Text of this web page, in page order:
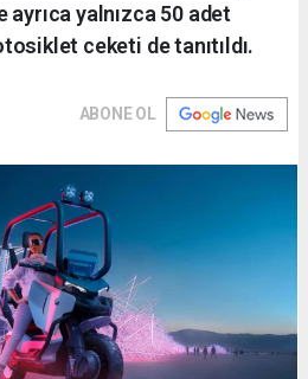
yalnızca 50 adet
ceketi de tanıtıldı.
ABONE OL